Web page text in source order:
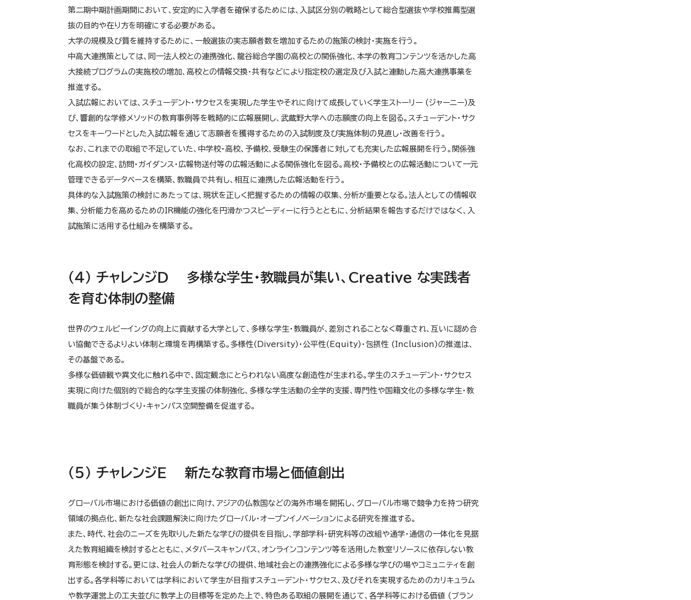
第二期中期計画期間において、安定的に入学者を確保するためには、入試区分別の戦略として総合型選抜や学校推薦型選
抜の目的や在り方を明確にする必要がある。
大学の規模及び質を維持するために、一般選抜の実志願者数を増加するための施策の検討・実施を行う。
中高大連携策としては、同一法人校との連携強化、龍谷総合学園の高校との関係強化、本学の教育コンテンツを活かした高
大接続プログラムの実施校の増加、高校との情報交換・共有などにより指定校の選定及び入試と連動した高大連携事業を
推進する。
入試広報においては、スチューデント・サクセスを実現した学生やそれに向けて成長していく学生ストーリー (ジャーニー)及
び、響創的な学修メソッドの教育事例等を戦略的に広報展開し、武蔵野大学への志願度の向上を図る。スチューデント・サク
セスをキーワードとした入試広報を通じて志願者を獲得するための入試制度及び実施体制の見直し・改善を行う。
なお、これまでの取組で不足していた、中学校・高校、予備校、受験生の保護者に対しても充実した広報展開を行う。関係強
化高校の設定、訪問・ガイダンス・広報物送付等の広報活動による関係強化を図る。高校・予備校との広報活動について一元
管理できるデータベースを構築、教職員で共有し、相互に連携した広報活動を行う。
具体的な入試施策の検討にあたっては、現状を正しく把握するための情報の収集、分析が重要となる。法人としての情報収
集、分析能力を高めるためのIR機能の強化を円滑かつスピーディーに行うとともに、分析結果を報告するだけではなく、入
試施策に活用する仕組みを構築する。
（４） チャレンジD 多様な学生・教職員が集い、Creative な実践者
を育む体制の整備
世界のウェルビーイングの向上に貢献する大学として、多様な学生・教職員が、差別されることなく尊重され、互いに認め合
い協働できるよりよい体制と環境を再構築する。多様性(Diversity)・公平性(Equity)・包摂性 (Inclusion)の推進は、
その基盤である。
多様な価値観や異文化に触れる中で、固定観念にとらわれない高度な創造性が生まれる。学生のスチューデント・サクセス
実現に向けた個別的で総合的な学生支援の体制強化、多様な学生活動の全学的支援、専門性や国籍文化の多様な学生・教
職員が集う体制づくり・キャンパス空間整備を促進する。
（５） チャレンジE 新たな教育市場と価値創出
グローバル市場における価値の創出に向け、アジアの仏教国などの海外市場を開拓し、グローバル市場で競争力を持つ研究
領域の拠点化、新たな社会課題解決に向けたグローバル・オープンイノベーションによる研究を推進する。
また、時代、社会のニーズを先取りした新たな学びの提供を目指し、学部学科・研究科等の改組や通学・通信の一体化を見据
えた教育組織を検討するとともに、メタバースキャンパス、オンラインコンテンツ等を活用した教室リソースに依存しない教
育形態を検討する。更には、社会人の新たな学びの提供、地域社会との連携強化による多様な学びの場やコミュニティを創
出する。各学科等においては学科において学生が目指すスチューデント・サクセス、及びそれを実現するためのカリキュラム
や教学運営上の工夫並びに教学上の目標等を定めた上で、特色ある取組の展開を通じて、各学科等における価値 (ブラン